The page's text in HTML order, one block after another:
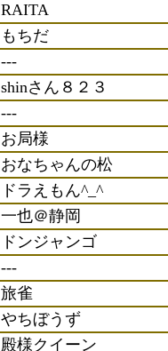
RAITA
もちだ
---
shinさん８２３
---
お局様
おなちゃんの松
ドラえもん^_^
一也＠静岡
ドンジャンゴ
---
旅雀
やちぼうず
殿様クイーン